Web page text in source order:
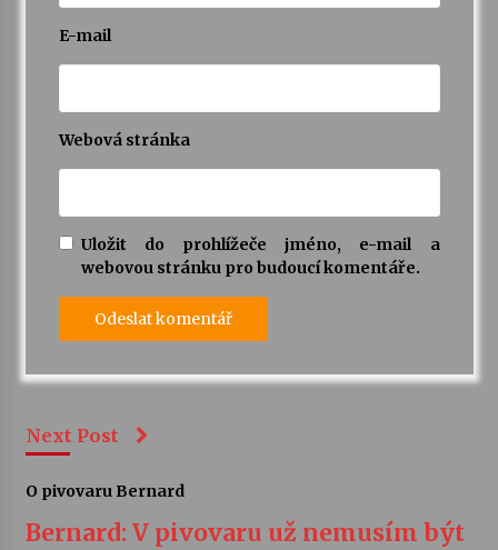
E-mail
Webová stránka
Uložit do prohlížeče jméno, e-mail a
webovou stránku pro budoucí komentáře.
Next Post
O pivovaru Bernard
Bernard: V pivovaru už nemusím být